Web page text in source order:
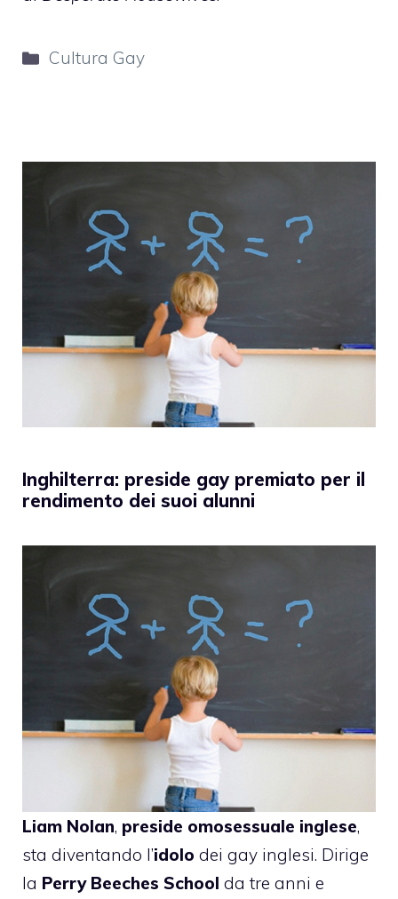
Categorie
Cultura Gay
Inghilterra: preside gay premiato per il
rendimento dei suoi alunni
Liam Nolan, preside omosessuale inglese,
sta diventando l’idolo dei gay inglesi. Dirige
la Perry Beeches School da tre anni e